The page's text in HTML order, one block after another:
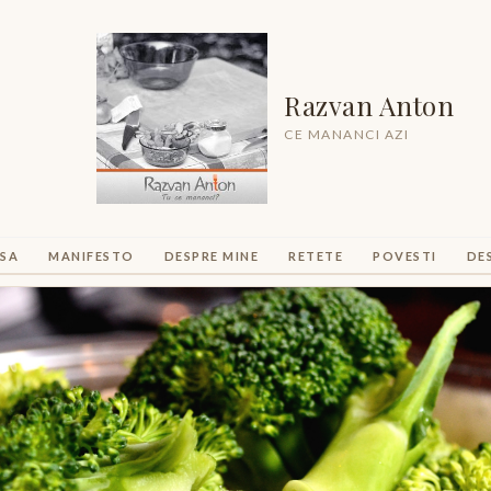
Razvan Anton
CE MANANCI AZI
MANIFESTO DESPRE MINE RETETE POVESTI